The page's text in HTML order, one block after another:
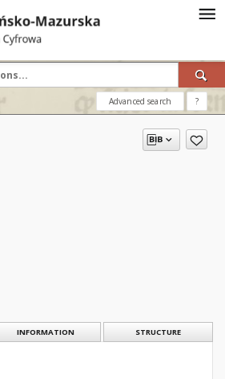
Advanced search ?
INFORMATION STRUCTURE